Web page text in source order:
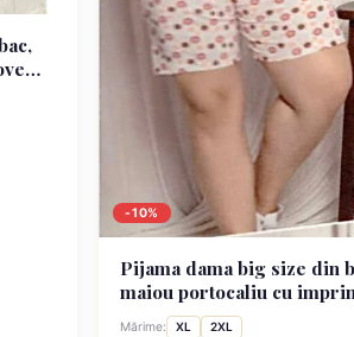
-10%
Pijama dama big size din
maiou portocaliu cu
Yourself” și pantaloni
Mărime: XL 2XL